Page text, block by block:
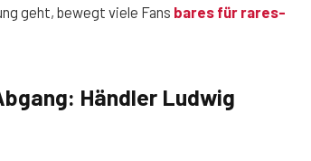
geht, bewegt viele Fans bares für rares-
Händler Ludwig